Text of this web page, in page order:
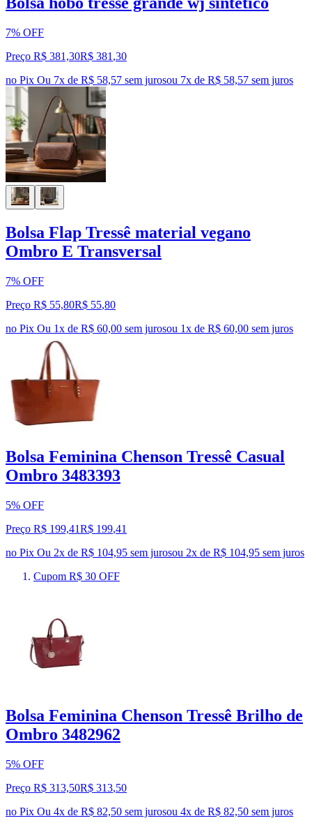
7% OFF
Preço R$ 381,30R$ 381 ,30
no Pix Ou 7x de R$ 58,57 sem jurosou 7x de R$ 58,57 sem juros
Bolsa Flap Tressê material vegano
Ombro E Transversal
7% OFF
Preço R$ 55,80R$ 55,80
no Pix Ou 1x de R$ 60,00 sem jurosou 1x de R$ 60,00 sem juros
Bolsa Feminina Chenson Tressê Casual
Ombro 3483393
5% OFF
Preço R$ 199,41R$ 199,41
no Pix Ou 2x de R$ 104,95 sem jurosou 2x de R$ 104,95 sem juros
Cupom R$ 30 OFF
Bolsa Feminina Chenson Tressê Brilho de
Ombro 3482962
5% OFF
Preço R$ 313,50R$ 313,50
no Pix Ou 4x de R$ 82,50 sem jurosou 4x de R$ 82,50 sem juros